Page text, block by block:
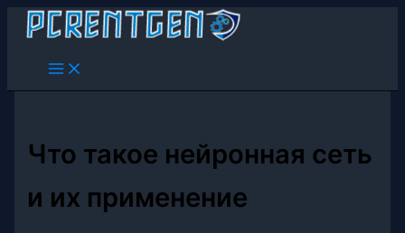
Перейти
содержимому
Что такое нейронная сеть
и их применение